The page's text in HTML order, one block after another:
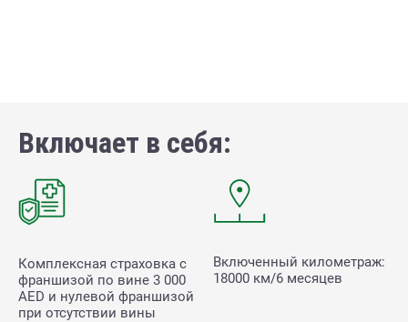
Включает в себя:
Комплексная страховка с
франшизой по вине 3 000
AED и нулевой франшизой
при отсутствии вины
Включенный километраж:
18000 км/6 месяцев